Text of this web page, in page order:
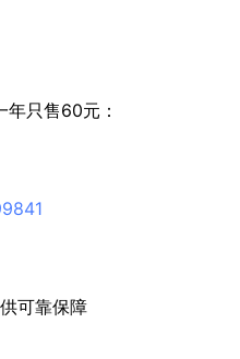
只售60元：
可靠保障